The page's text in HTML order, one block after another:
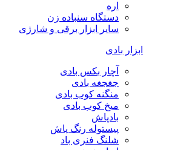
اره
دستگاه سنباده زن
سایر ابزار برقی و شارژی
ابزار بادی
آچار بکس بادی
جغجغه بادی
منگنه کوب بادی
میخ کوب بادی
بادپاش
پیستوله رنگ پاش
شلنگ فنری باد